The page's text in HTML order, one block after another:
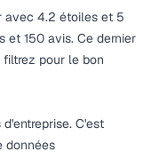
avec 4.2 étoiles et 5
et 150 avis. Ce dernier
pour le bon
C'est
données